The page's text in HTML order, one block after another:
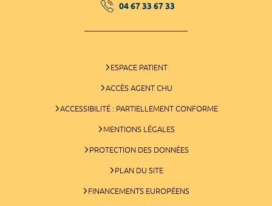
04 67 33 67 33
ESPACE PATIENT
ACCÈS AGENT CHU
ACCESSIBILITÉ : PARTIELLEMENT CONFORME
MENTIONS LÉGALES
PROTECTION DES DONNÉES
PLAN DU SITE
FINANCEMENTS EUROPÉENS